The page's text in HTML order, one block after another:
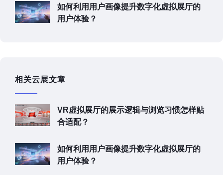
如何利用用户画像提升数字化虚拟展厅的
用户体验？
相关云展文章
VR虚拟展厅的展示逻辑与浏览习惯怎样贴
合适配？
如何利用用户画像提升数字化虚拟展厅的
用户体验？